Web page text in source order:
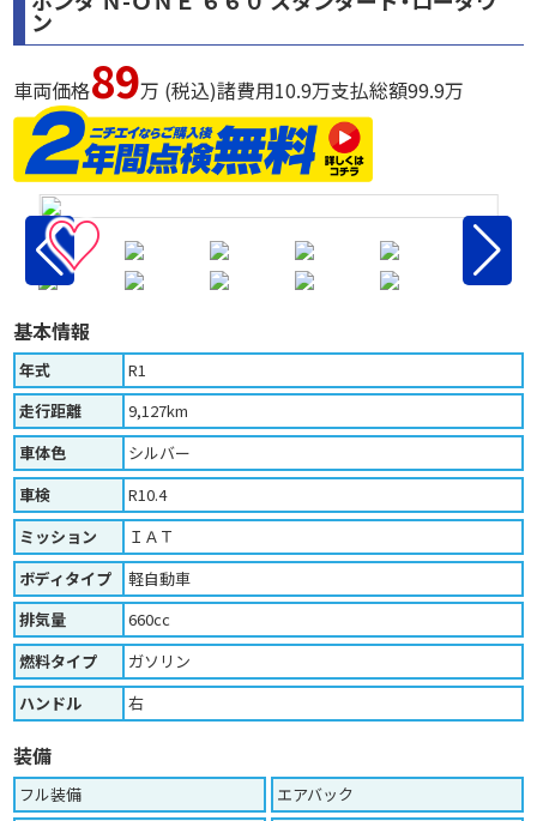
ン
車両価格89万 (税込)諸費用10.9万支払総額99.9万
♡
基本情報
年式
R1
走行距離
9,127km
車体色
シルバー
車検
R10.4
ミッション
ＩＡＴ
ボディタイプ
軽自動車
排気量
660cc
燃料タイプ
ガソリン
ハンドル
右
装備
フル装備
エアバック